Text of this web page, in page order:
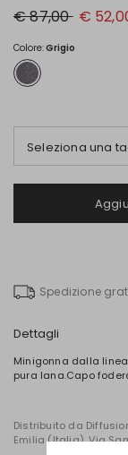
Prezzo
originale
87,00
€ 87,00 Nuovo
prezzo
€
Colore:Grigio
Seleziona una
Spedizione
Dettagli
Minigonna dalla
pura lana.Capo
Distribuito da
Emilia (Italia), Via